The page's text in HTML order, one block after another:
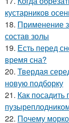
кустарников
18. Применение
состав золы
19. Есть перед
время сна?
20. Твердая
новую подборку
21. Как
22. Почему